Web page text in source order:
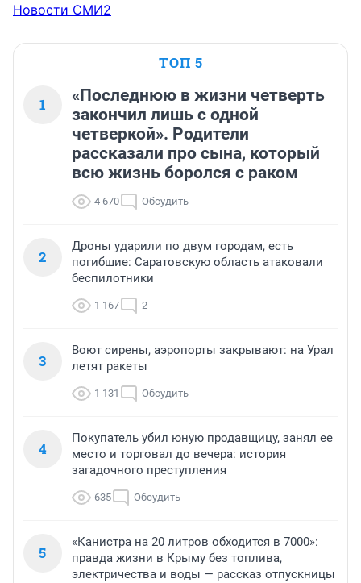
Новости СМИ2
ТОП 5
1
«Последнюю в жизни четверть
закончил лишь с одной
четверкой». Родители
рассказали про сына, который
всю жизнь боролся с раком
4 670 Обсудить
2
Дроны ударили по двум городам, есть
погибшие: Саратовскую область атаковали
беспилотники
1 167 2
3
Воют сирены, аэропорты закрывают: на Урал
летят ракеты
1 131 Обсудить
4
Покупатель убил юную продавщицу, занял ее
место и торговал до вечера: история
загадочного преступления
635 Обсудить
5
«Канистра на 20 литров обходится в 7000»:
правда жизни в Крыму без топлива,
электричества и воды — рассказ отпускницы